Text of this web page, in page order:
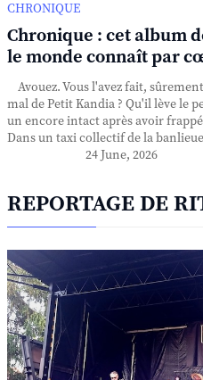
CHRONIQUE
Chronique : cet album
le monde connaît par
Avouez. Vous l'avez fait,
mal de Petit Kandia ? Qu'il lève le
un encore intact après avoir
Dans un taxi collectif de la
24 June, 2026
REPORTAGE DE